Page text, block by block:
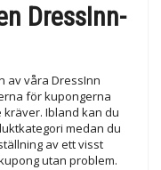
DressInn-
av våra DressInn
för kupongerna
Ibland kan du
medan du
av ett visst
utan problem.